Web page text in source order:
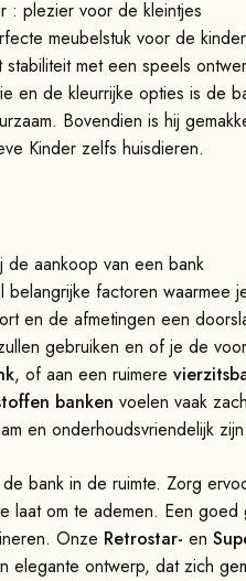
: plezier voor de kleintjes
meubelstuk voor de
met een speels
en de kleurrijke opties is de
Bovendien is hij
Kinder zelfs huisdieren.
aankoop van een bank
factoren waarmee
en de afmetingen een
gebruiken en of je de
, of aan een ruimere
banken voelen vaak
en onderhoudsvriendelijk zijn.
bank in de ruimte. Zorg
laat om te ademen. Een goed
Onze Retrostar- en
elegante ontwerp, dat zich